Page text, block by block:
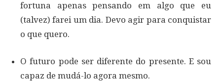
fortuna apenas pensando em algo que eu
(talvez) farei um dia. Devo agir para conquistar
o que quero.
O futuro pode ser diferente do presente. E sou
capaz de mudá-lo agora mesmo.